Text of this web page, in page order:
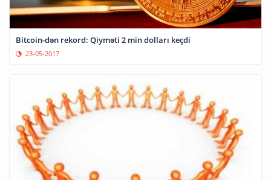
Bitcoin-dən rekord: Qiyməti 2 min dolları keçdi
23-05-2017